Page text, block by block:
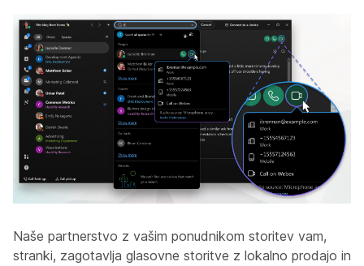
Naše partnerstvo z vašim ponudnikom storitev vam,
stranki, zagotavlja glasovne storitve z lokalno prodajo in